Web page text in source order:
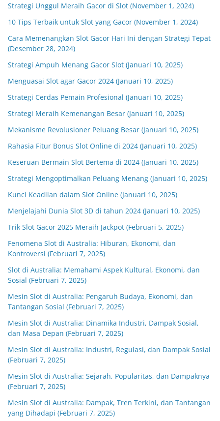
Strategi Unggul Meraih Gacor di Slot (November 1, 2024)
10 Tips Terbaik untuk Slot yang Gacor (November 1, 2024)
Cara Memenangkan Slot Gacor Hari Ini dengan Strategi Tepat
(Desember 28, 2024)
Strategi Ampuh Menang Gacor Slot (Januari 10, 2025)
Menguasai Slot agar Gacor 2024 (Januari 10, 2025)
Strategi Cerdas Pemain Profesional (Januari 10, 2025)
Strategi Meraih Kemenangan Besar (Januari 10, 2025)
Mekanisme Revolusioner Peluang Besar (Januari 10, 2025)
Rahasia Fitur Bonus Slot Online di 2024 (Januari 10, 2025)
Keseruan Bermain Slot Bertema di 2024 (Januari 10, 2025)
Strategi Mengoptimalkan Peluang Menang (Januari 10, 2025)
Kunci Keadilan dalam Slot Online (Januari 10, 2025)
Menjelajahi Dunia Slot 3D di tahun 2024 (Januari 10, 2025)
Trik Slot Gacor 2025 Meraih Jackpot (Februari 5, 2025)
Fenomena Slot di Australia: Hiburan, Ekonomi, dan
Kontroversi (Februari 7, 2025)
Slot di Australia: Memahami Aspek Kultural, Ekonomi, dan
Sosial (Februari 7, 2025)
Mesin Slot di Australia: Pengaruh Budaya, Ekonomi, dan
Tantangan Sosial (Februari 7, 2025)
Mesin Slot di Australia: Dinamika Industri, Dampak Sosial,
dan Masa Depan (Februari 7, 2025)
Mesin Slot di Australia: Industri, Regulasi, dan Dampak Sosial
(Februari 7, 2025)
Mesin Slot di Australia: Sejarah, Popularitas, dan Dampaknya
(Februari 7, 2025)
Mesin Slot di Australia: Dampak, Tren Terkini, dan Tantangan
yang Dihadapi (Februari 7, 2025)